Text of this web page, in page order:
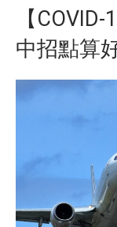
【
中招點算